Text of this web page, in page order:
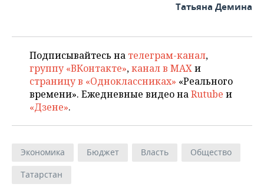
Татьяна Демина
Подписывайтесь на телеграм-канал,
группу «ВКонтакте»,канал в MAXи
страницу в «Одноклассниках» «Реального
времени». Ежедневные видео наRutube и
«Дзене».
Экономика Бюджет Власть
Общество
Татарстан